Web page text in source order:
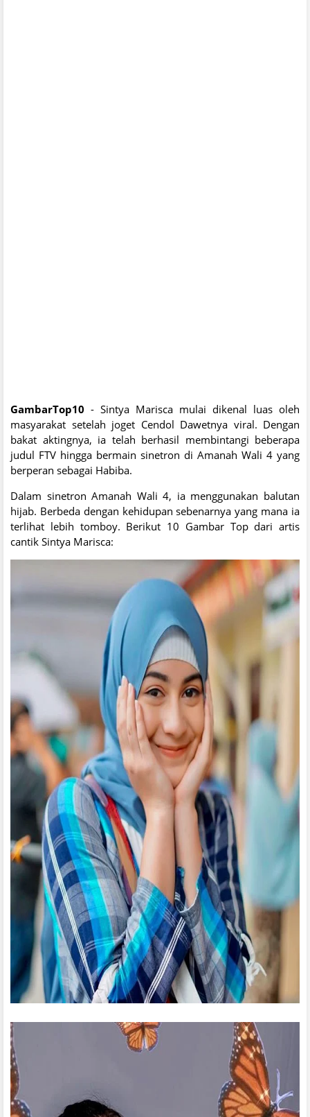
GambarTop10 - Sintya Marisca mulai dikenal luas oleh
masyarakat setelah joget Cendol Dawetnya viral. Dengan
bakat aktingnya, ia telah berhasil membintangi beberapa
judul FTV hingga bermain sinetron di Amanah Wali 4 yang
berperan sebagai Habiba.
Dalam sinetron Amanah Wali 4, ia menggunakan balutan
hijab. Berbeda dengan kehidupan sebenarnya yang mana ia
terlihat lebih tomboy. Berikut 10 Gambar Top dari artis
cantik Sintya Marisca: